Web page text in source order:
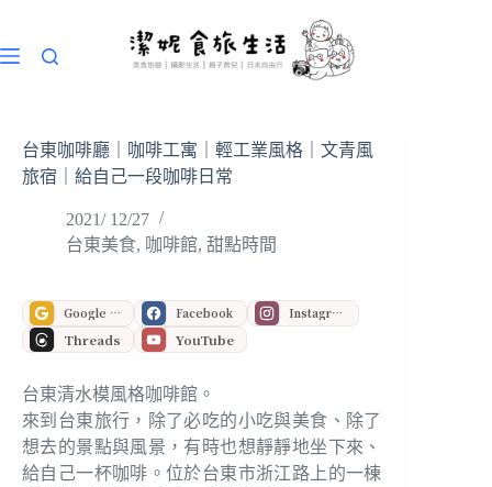
主
台東咖啡廳｜咖啡工寓｜輕工業風格｜文青風
旅宿｜給自己一段咖啡日常
2021/ 12/27
台東美食, 咖啡館, 甜點時間
Google 偏好來源 Facebook Instagram
Threads YouTube
台東清水模風格咖啡館。
來到台東旅行，除了必吃的小吃與美食、除了
想去的景點與風景，有時也想靜靜地坐下來、
給自己一杯咖啡。位於台東市浙江路上的一棟